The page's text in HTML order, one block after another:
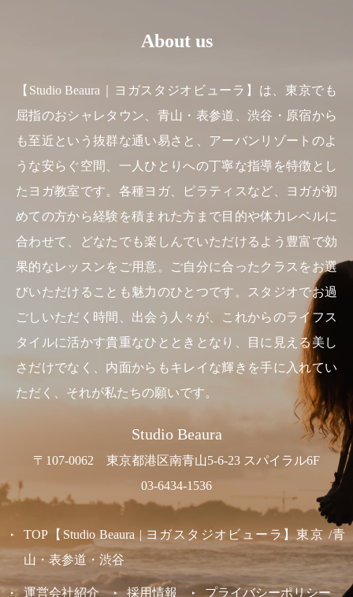
About us
【Studio Beaura｜ヨガスタジオビューラ】は、東京でも
屈指のおシャレタウン、青山・表参道、渋谷・原宿から
も至近という抜群な通い易さと、アーバンリゾートのよ
うな安らぐ空間、一人ひとりへの丁寧な指導を特徴とし
たヨガ教室です。各種ヨガ、ピラティスなど、ヨガが初
めての方から経験を積まれた方まで目的や体力レベルに
合わせて、どなたでも楽しんでいただけるよう豊富で効
果的なレッスンをご用意。ご自分に合ったクラスをお選
びいただけることも魅力のひとつです。スタジオでお過
ごしいただく時間、出会う人々が、これからのライフス
タイルに活かす貴重なひとときとなり、目に見える美し
さだけでなく、内面からもキレイな輝きを手に入れてい
ただく、それが私たちの願いです。
Studio Beaura
〒107-0062 東京都港区南青山5-6-23 スパイラル6F
03-6434-1536
TOP【Studio Beaura | ヨガスタジオビューラ】東京 /青
山・表参道・渋谷
運営会社紹介 採用情報 プライバシーポリシー